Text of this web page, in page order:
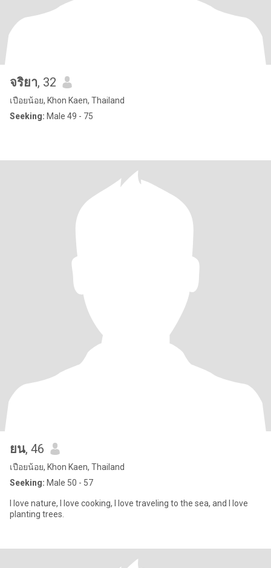
จริยา, 32
เปือยน้อย, Khon Kaen, Thailand
Seeking: Male 49 - 75
ยน, 46
เปือยน้อย, Khon Kaen, Thailand
Seeking: Male 50 - 57
I love nature, I love cooking, I love traveling to the sea, and I love
planting trees.